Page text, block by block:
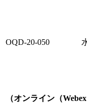
OQD-20-050
（オンライン（